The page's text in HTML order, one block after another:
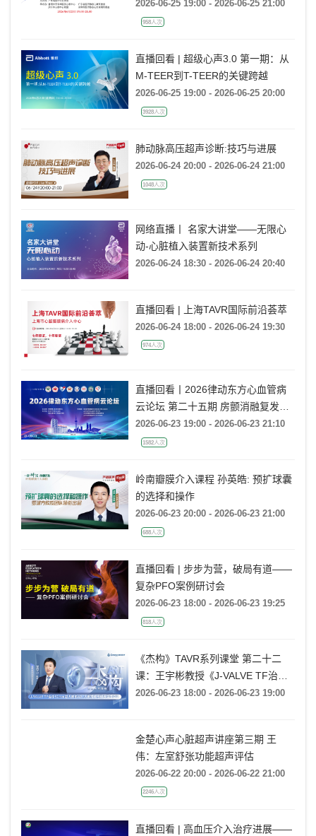
2026-06-25 19:00 - 2026-06-25 21:00
958人次
直播回看 | 超级心声3.0 第一期：从
M-TEER到T-TEER的关键跨越
2026-06-25 19:00 - 2026-06-25 20:00
3928人次
肺动脉高压超声诊断:技巧与进展
2026-06-24 20:00 - 2026-06-24 21:00
1048人次
网络直播丨 名家大讲堂——无限心
动-心脏植入装置新技术系列
2026-06-24 18:30 - 2026-06-24 20:40
直播回看 | 上海TAVR国际前沿荟萃
2026-06-24 18:00 - 2026-06-24 19:30
974人次
直播回看丨2026律动东方心血管病
云论坛 第二十五期 房颤消融复发后
的处理策略
2026-06-23 19:00 - 2026-06-23 21:10
1582人次
岭南瓣膜介入课程 孙英皓: 预扩球囊
的选择和操作
2026-06-23 20:00 - 2026-06-23 21:00
688人次
直播回看 | 步步为营，破局有道——
复杂PFO案例研讨会
2026-06-23 18:00 - 2026-06-23 19:25
818人次
《杰构》TAVR系列课堂 第二十二
课：王宇彬教授《J-VALVE TF治疗
52mm超大窦部AR：入窦策略与释
2026-06-23 18:00 - 2026-06-23 19:00
金楚心声心脏超声讲座第三期 王
伟：左室舒张功能超声评估
2026-06-22 20:00 - 2026-06-22 21:00
2246人次
直播回看 | 高血压介入治疗进展——